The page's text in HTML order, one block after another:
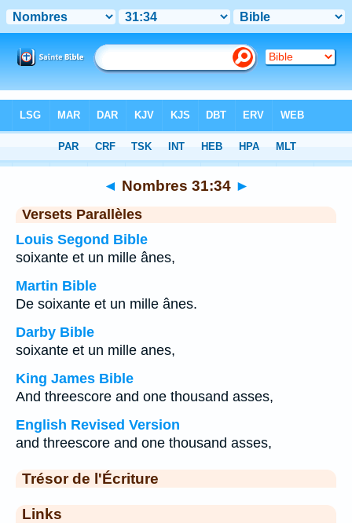
Chapitre 31> Verset 34
◄ Nombres 31:34 ►
Versets Parallèles
Louis Segond Bible
soixante et un mille ânes,
Martin Bible
De soixante et un mille ânes.
Darby Bible
soixante et un mille anes,
King James Bible
And threescore and one thousand asses,
English Revised Version
and threescore and one thousand asses,
Trésor de l'Écriture
Links